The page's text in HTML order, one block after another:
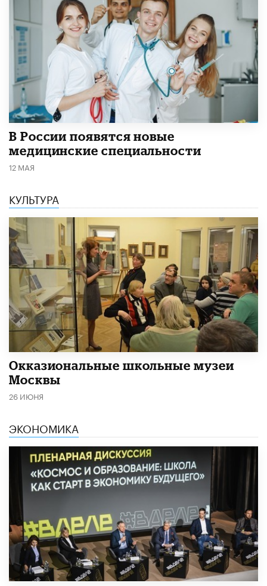
В России появятся новые
медицинские специальности
12 МАЯ
КУЛЬТУРА
​Окказиональные школьные музеи
Москвы
26 ИЮНЯ
ЭКОНОМИКА